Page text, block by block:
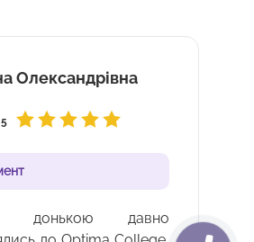
Inna
Рейтинг: 5 / 5
Я навчалася у школі